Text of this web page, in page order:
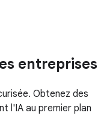
entreprises
Obtenez des
l'IA au premier plan